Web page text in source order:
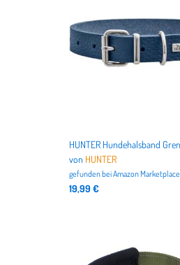
von HUNTER
gefunden beiAmazon Marketplace
19,99 €